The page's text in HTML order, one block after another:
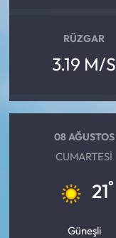
RÜZGAR
3.19 M/S
08 AĞUSTOS
CUMARTESI
21°
Güneşli